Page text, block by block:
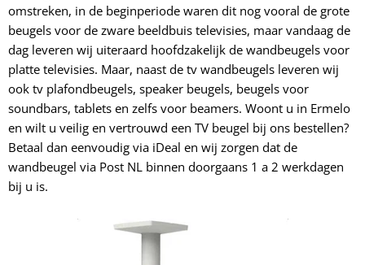
omstreken, in de beginperiode waren dit nog vooral de grote
beugels voor de zware beeldbuis televisies, maar vandaag de
dag leveren wij uiteraard hoofdzakelijk de wandbeugels voor
platte televisies. Maar, naast de tv wandbeugels leveren wij
ook tv plafondbeugels, speaker beugels, beugels voor
soundbars, tablets en zelfs voor beamers. Woont u in Ermelo
en wilt u veilig en vertrouwd een TV beugel bij ons bestellen?
Betaal dan eenvoudig via iDeal en wij zorgen dat de
wandbeugel via Post NL binnen doorgaans 1 a 2 werkdagen
bij u is.